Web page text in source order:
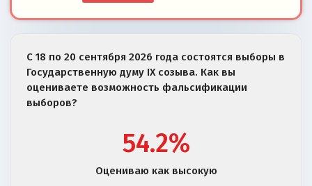
С 18 по 20 сентября 2026 года состоятся выборы в
Государственную думу IX созыва. Как вы
оцениваете возможность фальсификации
выборов?
54.2%
Оцениваю как высокую